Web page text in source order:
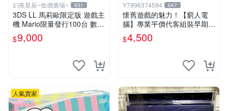
幻夜星辰~低價廣場~ 631
3DS LL 馬莉歐限定版 遊戲主
機 Mario限量發行100台 數量
超稀少 美品 BB0290
$9,000
Y7996374594 647
懷舊遊戲的魅力！【窮人電
腦】專業平價代客組裝早期W
indows98/95/DOS遊戲機---
專業首選！
$4,500
人氣賣家